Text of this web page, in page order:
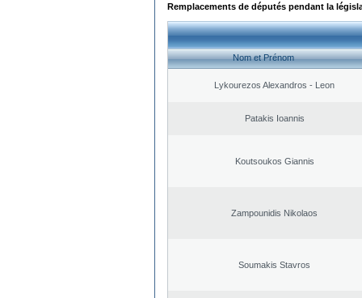
Remplacements de députés pendant la
Nom et Prénom
Lykourezos Alexandros - Leon
Patakis Ioannis
Koutsoukos Giannis
Zampounidis Nikolaos
Soumakis Stavros